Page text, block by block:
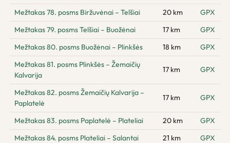
Mežtakas 78. posms Biržuvėnai – Telšiai 20 km
GPX
Mežtakas 79. posms Telšiai – Buožėnai
17 km
GPX
Mežtakas 80. posms Buožėnai – Plinkšės
18 km
GPX
Mežtakas 81. posms Plinkšės – Žemaičių
Kalvarija
17 km GPX
Mežtakas 82. posms Žemaičių Kalvarija –
Paplatelė
17 km GPX
Mežtakas 83. posms Paplatelė – Plateliai 20 km
GPX
Mežtakas 84. posms Plateliai – Salantai
21 km
GPX